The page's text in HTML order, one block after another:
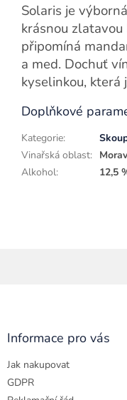
Solaris je
krásnou
připomíná
a med. Dochuť
kyselinkou, která
Doplňkové
Kategorie:
Vinařská oblast:
Alkohol: 12,5
Informace pro vás
Jak nakupovat
GDPR